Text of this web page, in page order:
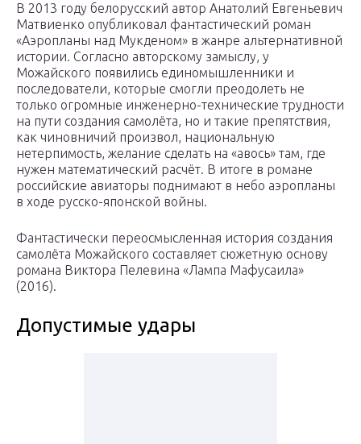
В 2013 году белорусский автор Анатолий Евгеньевич
Матвиенко опубликовал фантастический роман
«Аэропланы над Мукденом» в жанре альтернативной
истории. Согласно авторскому замыслу, у
Можайского появились единомышленники и
последователи, которые смогли преодолеть не
только огромные инженерно-технические трудности
на пути создания самолёта, но и такие препятствия,
как чиновничий произвол, национальную
нетерпимость, желание сделать на «авось» там, где
нужен математический расчёт. В итоге в романе
российские авиаторы поднимают в небо аэропланы
в ходе русско-японской войны.
Фантастически переосмысленная история создания
самолёта Можайского составляет сюжетную основу
романа Виктора Пелевина «Лампа Мафусаила»
(2016).
Допустимые удары